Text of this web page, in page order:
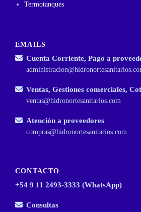
Termotanques
EMAILS
Cuenta Corriente, Pago a
Ventas, Gestiones comerciales,
ventas@hidronortesanitarios.com
Atención a proveedores
compras@hidronortesanitarios.com
CONTACTO
+54 9 11 2493-3333 (WhatsApp)
Consultas